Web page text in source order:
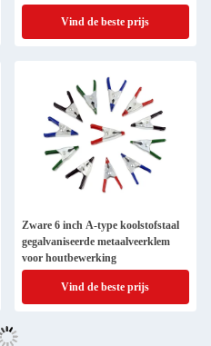
Vind de beste prijs
Zware 6 inch A-type koolstofstaal
gegalvaniseerde metaalveerklem
voor houtbewerking
Vind de beste prijs